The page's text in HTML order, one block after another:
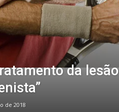
da lesão
de 2018